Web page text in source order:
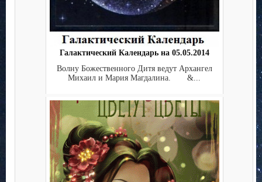
Галактический Календарь на 05.05.2014
Волну Божественного Дитя ведут Архангел
Михаил и Мария Магдалина. &...